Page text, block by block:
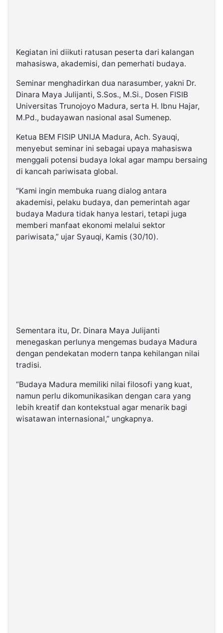
Kegiatan ini diikuti ratusan peserta dari kalangan
mahasiswa, akademisi, dan pemerhati budaya.
Seminar menghadirkan dua narasumber, yakni Dr.
Dinara Maya Julijanti, S.Sos., M.Si., Dosen FISIB
Universitas Trunojoyo Madura, serta H. Ibnu Hajar,
M.Pd., budayawan nasional asal Sumenep.
Ketua BEM FISIP UNIJA Madura, Ach. Syauqi,
menyebut seminar ini sebagai upaya mahasiswa
menggali potensi budaya lokal agar mampu bersaing
di kancah pariwisata global.
“Kami ingin membuka ruang dialog antara
akademisi, pelaku budaya, dan pemerintah agar
budaya Madura tidak hanya lestari, tetapi juga
memberi manfaat ekonomi melalui sektor
pariwisata,” ujar Syauqi, Kamis (30/10).
Sementara itu, Dr. Dinara Maya Julijanti
menegaskan perlunya mengemas budaya Madura
dengan pendekatan modern tanpa kehilangan nilai
tradisi.
“Budaya Madura memiliki nilai filosofi yang kuat,
namun perlu dikomunikasikan dengan cara yang
lebih kreatif dan kontekstual agar menarik bagi
wisatawan internasional,” ungkapnya.